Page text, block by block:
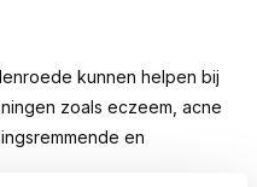
kunnen helpen bij
zoals eczeem, acne
en